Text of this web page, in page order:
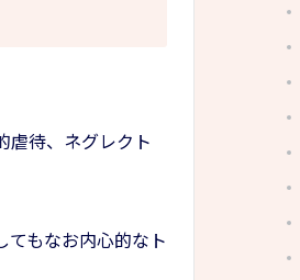
虐待、ネグレクト
てもなお内心的なト